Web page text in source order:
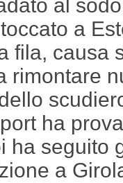
al
a
fila, causa
rimontare
ha
ha seguito
a